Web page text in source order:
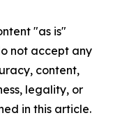
"as is"
not accept any
content,
legality, or
in this article.